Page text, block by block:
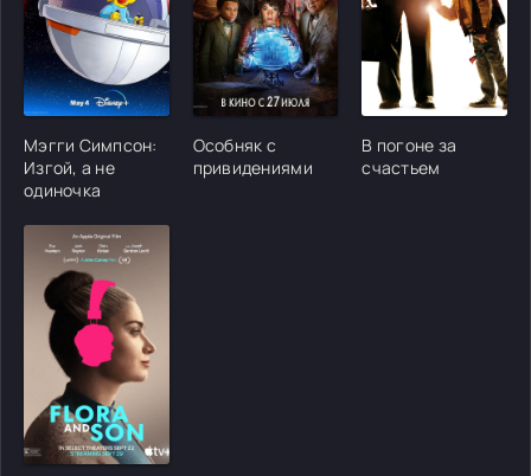
[/xfgiven_cvh_poster_urlcvh_poster_url]
Мэгги Симпсон:
Изгой, а не
одиночка
[/xfgiven_cvh_poster_urlcvh_poster_url]
Особняк с
привидениями
[/
В погоне за
счастьем
[/xfgiven_cvh_poster_urlcvh_poster_url]